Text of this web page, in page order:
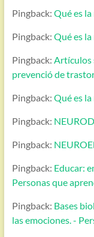
Pingback: Qué es
Pingback: Qué es
Pingback: Artículos
prevenció de
Pingback: Qué es
Pingback:
Pingback:
Pingback: Educar:
Personas que
Pingback: Bases
las emociones. -